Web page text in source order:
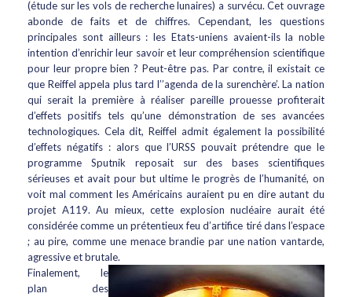
(étude sur les vols de recherche lunaires) a survécu. Cet ouvrage
abonde de faits et de chiffres. Cependant, les questions
principales sont ailleurs : les Etats-uniens avaient-ils la noble
intention d’enrichir leur savoir et leur compréhension scientifique
pour leur propre bien ? Peut-être pas. Par contre, il existait ce
que Reiffel appela plus tard l’’agenda de la surenchère’. La nation
qui serait la première à réaliser pareille prouesse profiterait
d’effets positifs tels qu’une démonstration de ses avancées
technologiques. Cela dit, Reiffel admit également la possibilité
d’effets négatifs : alors que l’URSS pouvait prétendre que le
programme Sputnik reposait sur des bases scientifiques
sérieuses et avait pour but ultime le progrès de l’humanité, on
voit mal comment les Américains auraient pu en dire autant du
projet A119. Au mieux, cette explosion nucléaire aurait été
considérée comme un prétentieux feu d’artifice tiré dans l’espace
; au pire, comme une menace brandie par une nation vantarde,
agressive et brutale.
Finalement, le
plan des